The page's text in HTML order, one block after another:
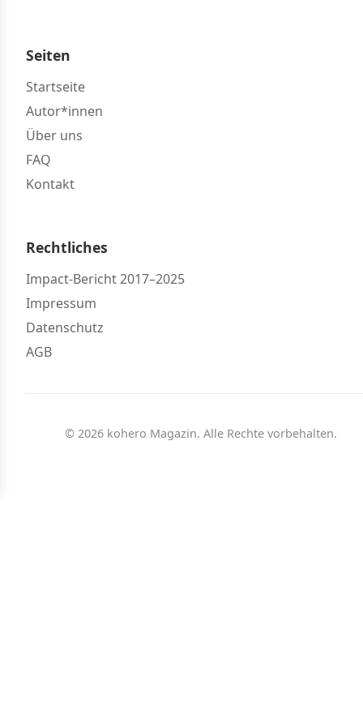
Seiten
Startseite
Autor*innen
Über uns
FAQ
Kontakt
Rechtliches
Impact-Bericht 2017–2025
Impressum
Datenschutz
AGB
© 2026 kohero Magazin. Alle Rechte vorbehalten.